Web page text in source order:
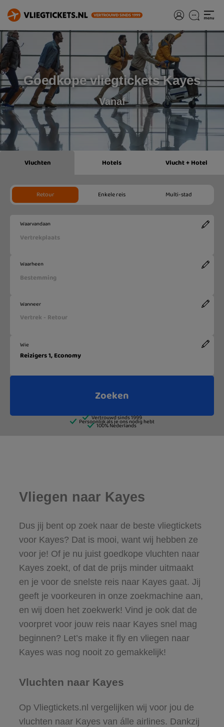
Goedkope vliegtickets Kayes
Vanaf
Vliegen naar Kayes
Dus jij bent op zoek naar de beste vliegtickets
voor Kayes? Dat is mooi, want wij hebben ze
voor je! Of je nu juist goedkope vluchten naar
Kayes zoekt, of dat de prijs minder uitmaakt
en je voor de snelste reis naar Kayes gaat. Jij
geeft je voorkeuren in onze zoekmachine aan,
en wij doen het zoekwerk! Vind je ook dat de
voorpret voor jouw reis naar Kayes snel mag
beginnen? Let’s make it fly en vliegen naar
Kayes was nog nooit zo gemakkelijk!
Vluchten naar Kayes
Op Vliegtickets.nl vergelijken wij voor jou de
vluchten naar Kayes van álle airlines. Dankzij